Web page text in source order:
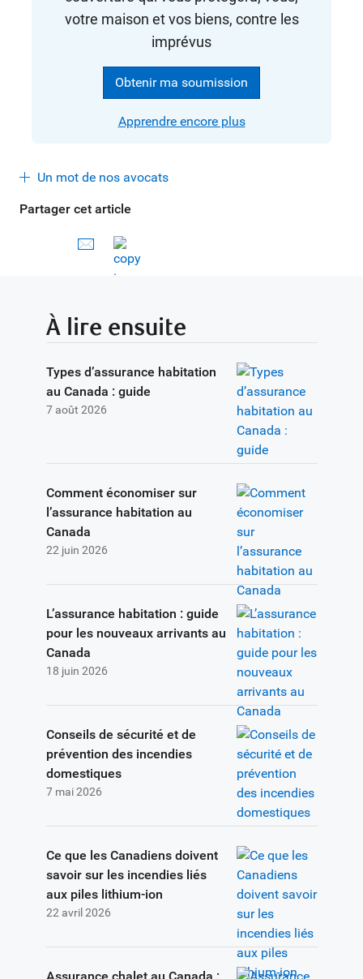
Partager cet article
votre maison et vos biens, contre les
imprévus
Obtenir ma soumission
Apprendre encore plus
Un mot de nos avocats
À lire ensuite
7 août 2026
Types d’assurance habitation
au Canada : guide
22 juin 2026
Comment économiser sur
l’assurance habitation au
Canada
18 juin 2026
L’assurance habitation : guide
pour les nouveaux arrivants au
Canada
7 mai 2026
Conseils de sécurité et de
prévention des incendies
domestiques
22 avril 2026
Ce que les Canadiens doivent
savoir sur les incendies liés
aux piles lithium-ion